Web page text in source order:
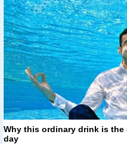
Why this ordinary drink is
day